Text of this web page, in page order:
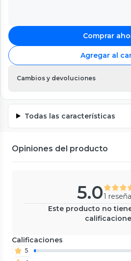
Comprar
Agregar al
Cambios y devoluciones
Todas las características
Opiniones del producto
5.01 reseña
Este producto no
Calificaciones
5